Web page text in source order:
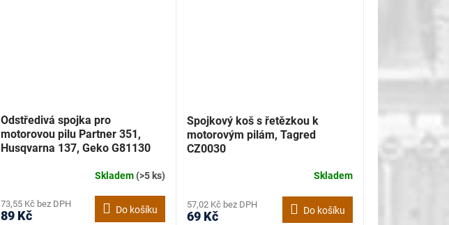
Odstředivá spojka pro
motorovou pilu Partner 351,
Husqvarna 137, Geko G81130
Skladem(>5 ks)
73,55 Kč bez DPH
89 Kč Do košíku
Spojkový koš s řetězkou k
motorovým pilám, Tagred
CZ0030
Skladem
57,02 Kč bez DPH
69 Kč Do košíku